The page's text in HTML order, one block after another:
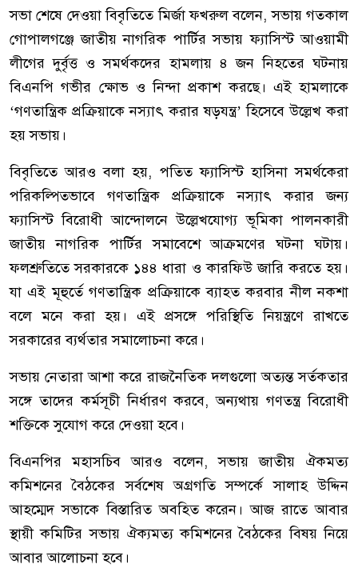
সভা শেষে দেওয়া বিবৃতিতে মির্জা ফখরুল বলেন, সভায় গতকাল
গোপালগঞ্জে জাতীয় নাগরিক পার্টির সভায় ফ্যাসিস্ট আওয়ামী
লীগের দুর্বৃত্ত ও সমর্থকদের হামলায় ৪ জন নিহতের ঘটনায়
বিএনপি গভীর ক্ষোভ ও নিন্দা প্রকাশ করছে। এই হামলাকে
‘গণতান্ত্রিক প্রক্রিয়াকে নস্যাৎ করার ষড়যন্ত্র’ হিসেবে উল্লেখ করা
হয় সভায়।
বিবৃতিতে আরও বলা হয়, পতিত ফ্যাসিস্ট হাসিনা সমর্থকেরা
পরিকল্পিতভাবে গণতান্ত্রিক প্রক্রিয়াকে নস্যাৎ করার জন্য
ফ্যাসিস্ট বিরোধী আন্দোলনে উল্লেখযোগ্য ভূমিকা পালনকারী
জাতীয় নাগরিক পার্টির সমাবেশে আক্রমণের ঘটনা ঘটায়।
ফলশ্রুতিতে সরকারকে ১৪৪ ধারা ও কারফিউ জারি করতে হয়।
যা এই মূহুর্তে গণতান্ত্রিক প্রক্রিয়াকে ব্যাহত করবার নীল নকশা
বলে মনে করা হয়। এই প্রসঙ্গে পরিস্থিতি নিয়ন্ত্রণে রাখতে
সরকারের ব্যর্থতার সমালোচনা করে।
সভায় নেতারা আশা করে রাজনৈতিক দলগুলো অত্যন্ত সর্তকতার
সঙ্গে তাদের কর্মসূচী নির্ধারণ করবে, অন্যথায় গণতন্ত্র বিরোধী
শক্তিকে সুযোগ করে দেওয়া হবে।
বিএনপির মহাসচিব আরও বলেন, সভায় জাতীয় ঐকমত্য
কমিশনের বৈঠকের সর্বশেষ অগ্রগতি সম্পর্কে সালাহ উদ্দিন
আহম্মেদ সভাকে বিস্তারিত অবহিত করেন। আজ রাতে আবার
স্থায়ী কমিটির সভায় ঐক্যমত্য কমিশনের বৈঠকের বিষয় নিয়ে
আবার আলোচনা হবে।